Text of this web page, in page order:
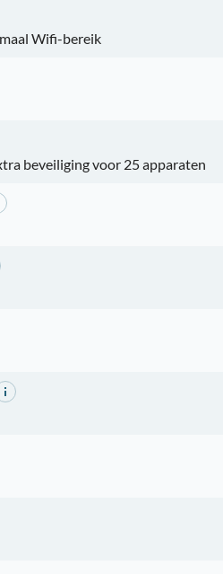
Wifi-bereik
beveiliging voor 25 apparaten